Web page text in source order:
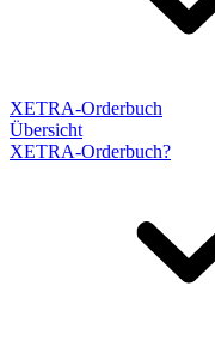
XETRA-Orderbuch
Übersicht
XETRA-Orderbuch?